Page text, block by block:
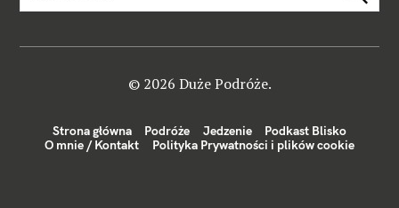
Strona główna Podróże Jedzenie
Podkast Blisko
O mnie / Kontakt
Polityka Prywatności i plików cookie
© 2026 Duże Podróże.